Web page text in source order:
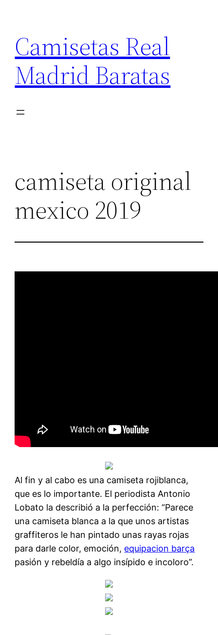
contenido
Camisetas Real
Madrid Baratas
camiseta original
mexico 2019
Al fin y al cabo es una camiseta rojiblanca,
que es lo importante. El periodista Antonio
Lobato la describió a la perfección: “Parece
una camiseta blanca a la que unos artistas
graffiteros le han pintado unas rayas rojas
para darle color, emoción, equipacion barça
pasión y rebeldía a algo insípido e incoloro”.